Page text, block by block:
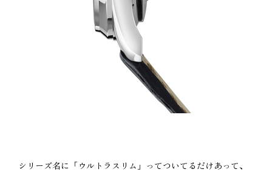
シリーズ名に「ウルトラスリム」ってついてるだけあって、